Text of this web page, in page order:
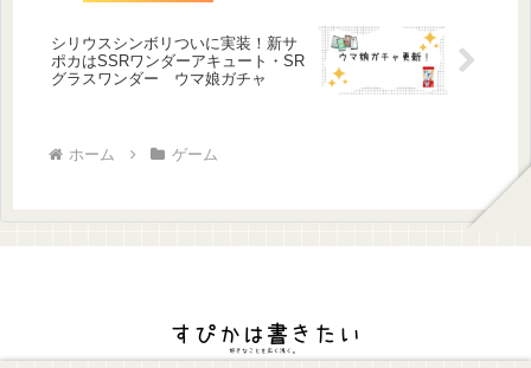
シリウスシンボリついに実装！新サ
ポカはSSRワンダーアキュート・SR
グラスワンダー ウマ娘ガチャ
ホーム ゲーム